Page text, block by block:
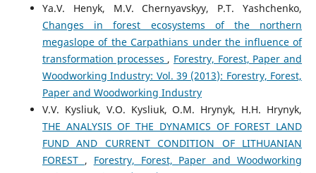
Ya.V. Henyk, M.V. Chernyavskyy, P.T. Yashchenko,
Changes in forest ecosystems of the northern
megaslope of the Carpathians under the influence of
transformation processes , Forestry, Forest, Paper and
Woodworking Industry: Vol. 39 (2013): Forestry, Forest,
Paper and Woodworking Industry
V.V. Kysliuk, V.O. Kysliuk, O.M. Hrynyk, H.H. Hrynyk,
THE ANALYSIS OF THE DYNAMICS OF FOREST LAND
FUND AND CURRENT CONDITION OF LITHUANIAN
FOREST , Forestry, Forest, Paper and Woodworking